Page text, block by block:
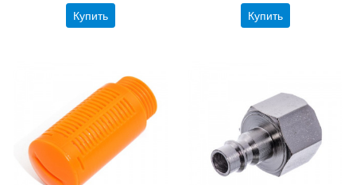
Купить Купить